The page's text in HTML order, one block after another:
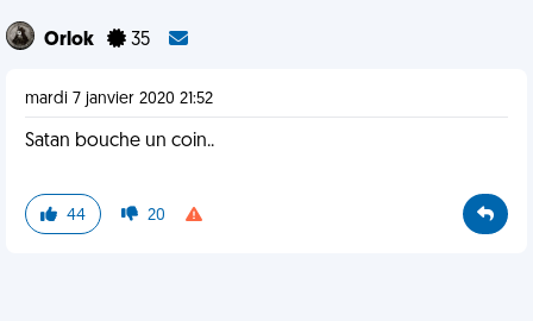
Orlok 35
mardi 7 janvier 2020 21:52
Satan bouche un coin..
44 20